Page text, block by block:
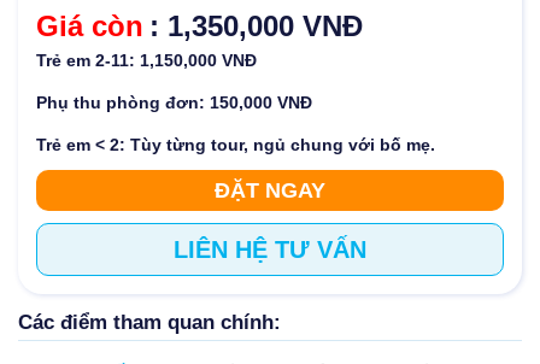
Giá còn : 1,350,000 VNĐ
Trẻ em 2-11: 1,150,000 VNĐ
Phụ thu phòng đơn: 150,000 VNĐ
Trẻ em < 2: Tùy từng tour, ngủ chung với bố mẹ.
ĐẶT NGAY
LIÊN HỆ TƯ VẤN
Các điểm tham quan chính: